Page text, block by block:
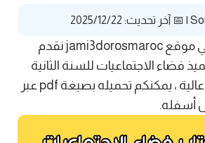
| 📅 آخر تحديث: 2025/12/22
مرحبا بكم أعزاءي في موقع jami3dorosmaroc نقدم
فضاء الاجتماعيات للسنة الثانية
اعدادي pdf بجودة عالية ، يمكنكم تحميله بصيغة pdf عبر
أسفله.